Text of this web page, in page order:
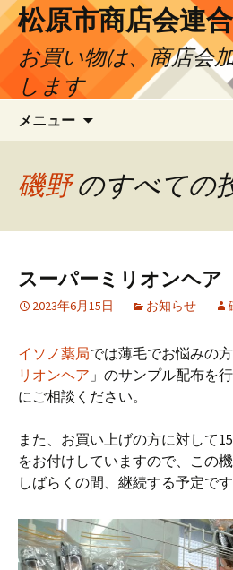
松原市商店会連
お買い物は、商店会
します
メニュー
ン
ツ
ッ
プ
磯野のすべての
スーパーミリオンヘア
2023年6月15日 お知らせ
イソノ薬局では薄毛でお悩みの
リオンヘア 」のサンプル配布を
にご相談ください。
また、お買い上げの方に対して
をお付けしていますので、この
しばらくの間、継続する予定です